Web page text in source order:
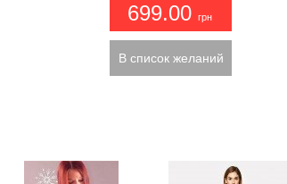
699.00 грн
В список желаний